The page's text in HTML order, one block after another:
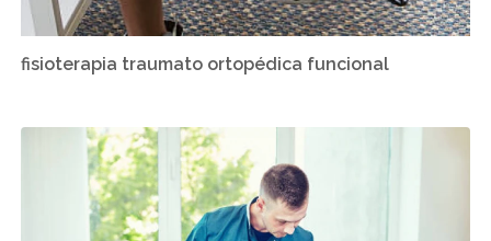
fisioterapia traumato ortopédica funcional